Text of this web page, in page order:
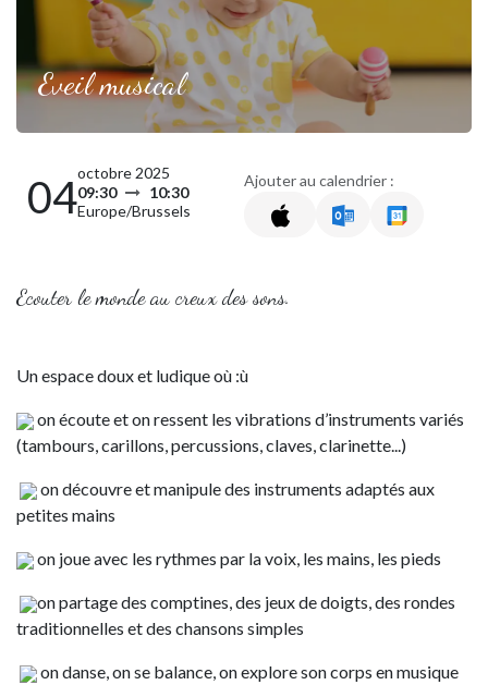
Eveil musical
04octobre 2025
09:30
10:30
Europe/Brussels
Ajouter au calendrier :
Ecouter le monde au creux des sons.
Un espace doux et ludique où :ù
on écoute et on ressent les vibrations d’instruments variés
(tambours, carillons, percussions, claves, clarinette...)
on découvre et manipule des instruments adaptés aux
petites mains
on joue avec les rythmes par la voix, les mains, les pieds
on partage des comptines, des jeux de doigts, des rondes
traditionnelles et des chansons simples
on danse, on se balance, on explore son corps en musique